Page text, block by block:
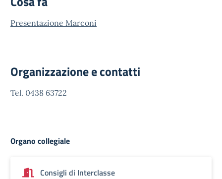
Presentazione Marconi
Organizzazione e contatti
Tel. 0438 63722
Organo collegiale
Consigli di Interclasse